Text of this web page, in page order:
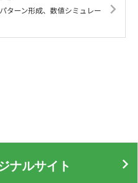
ターン形成、数値シミュレー
ナルサイト